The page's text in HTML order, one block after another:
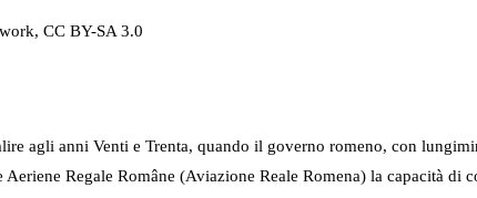
CC BY-SA 3.0
agli anni Venti e Trenta, quando il governo romeno, con
Regale Române (Aviazione Reale Romena) la capacità